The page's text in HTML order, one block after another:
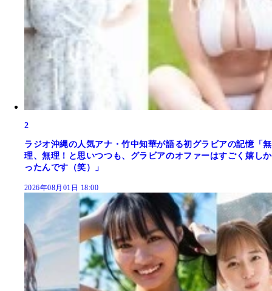
2
ラジオ沖縄の人気アナ・竹中知華が語る初グラビアの記憶「無
理、無理！と思いつつも、グラビアのオファーはすごく嬉しか
ったんです（笑）」
2026年08月01日 18:00